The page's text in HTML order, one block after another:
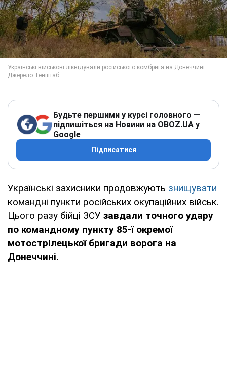
Будьте першими у курсі головного —
підпишіться на Новини на OBOZ.UA у
Google
Підписатися
Українські захисники продовжують знищувати
командні пункти російських окупаційних військ.
Цього разу бійці ЗСУ завдали точного удару
по командному пункту 85-ї окремої
мотострілецької бригади ворога на
Донеччині.